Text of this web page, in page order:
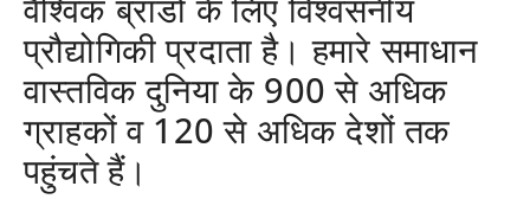
प्रौद्योगिकी प्रदाता है। हमारे समाधान
वास्तविक दुनिया के 900 से अधिक
ग्राहकों व 120 से अधिक देशों तक
पहुंचते हैं।